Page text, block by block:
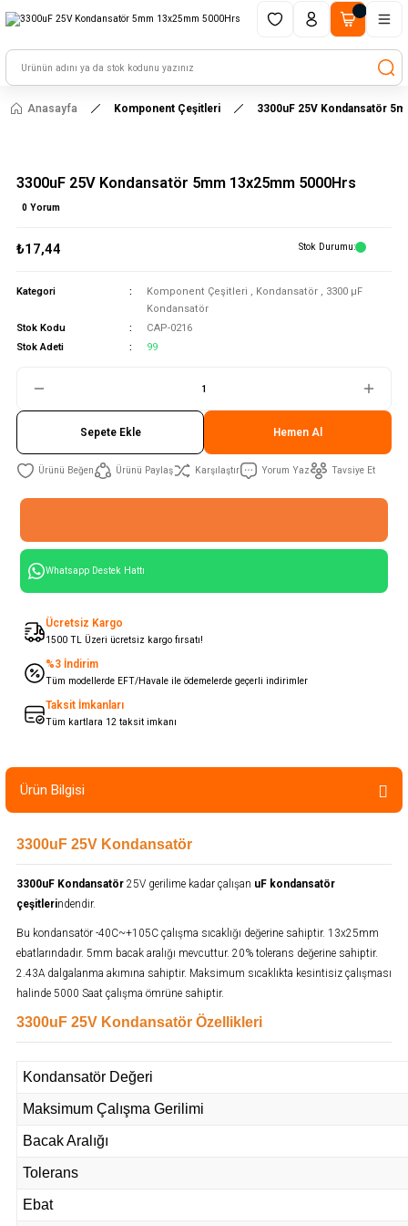
HAYAL ET - TASARLA - ÇALIŞTIR
Anasayfa Komponent Çeşitleri 3300uF 25V Kondansatör
3300uF 25V Kondansatör 5mm 13x25mm 5000Hrs
0 Yorum
₺17,44 Stok Durumu
Kategori Komponent Çeşitleri , Kondansatör , 3300 μF
Kondansatör
Stok Kodu
CAP-0216
Stok Adeti
99
Sepete Ekle Hemen Al
Ürünü Paylaş Karşılaştır Yorum Yaz Tavsiye Et
Whatsapp Destek Hattı
Ücretsiz Kargo
1500 TL Üzeri ücretsiz kargo fırsatı!
%3 İndirim
Tüm modellerde EFT/Havale ile ödemelerde geçerli indirimler
Taksit İmkanları
Tüm kartlara 12 taksit imkanı
Ürün Bilgisi
3300uF 25V Kondansatör
3300uF Kondansatör 25V gerilime kadar çalışan uF kondansatör
çeşitlerindendir.
Bu kondansatör -40C~+105C çalışma sıcaklığı değerine sahiptir. 13x25mm
ebatlarındadır. 5mm bacak aralığı mevcuttur. 20% tolerans değerine sahiptir.
2.43A dalgalanma akımına sahiptir. Maksimum sıcaklıkta kesintisiz çalışması
halinde 5000 Saat çalışma ömrüne sahiptir.
3300uF 25V Kondansatör Özellikleri
Kondansatör Değeri
Maksimum Çalışma Gerilimi
Bacak Aralığı
Tolerans
Ebat